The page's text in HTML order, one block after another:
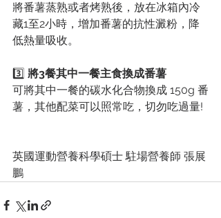
將番薯蒸熟或者烤熟後，放在冰箱內冷
藏1至2小時，增加番薯的抗性澱粉，降
低熱量吸收。
3️⃣ 將3餐其中一餐主食換成番薯
可將其中一餐的碳水化合物換成 150g 番
薯，其他配菜可以照常吃，切勿吃過量!
英國運動營養科學碩士 駐場營養師 張展
鵬